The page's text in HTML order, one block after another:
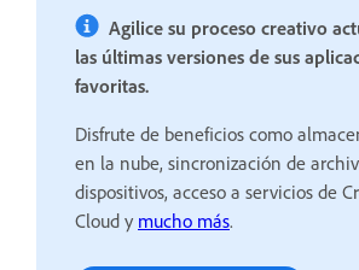
Agilice su proceso creativo
las últimas versiones de sus
favoritas.
Disfrute de beneficios como
en la nube, sincronización de
dispositivos, acceso a servicios de
Cloud y mucho más.